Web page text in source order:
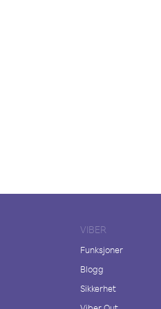
VIBER
Funksjoner
Blogg
Sikkerhet